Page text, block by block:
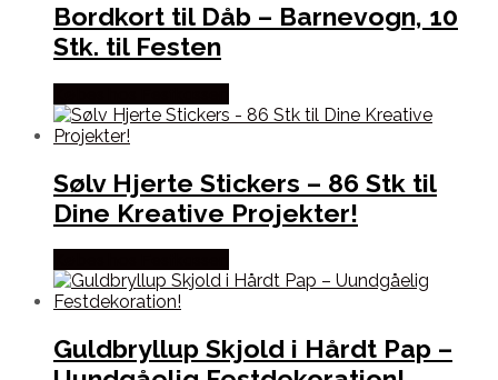
Bordkort til Dåb – Barnevogn, 10
Stk. til Festen
Sølv Hjerte Stickers – 86 Stk til
Dine Kreative Projekter!
Guldbryllup Skjold i Hårdt Pap –